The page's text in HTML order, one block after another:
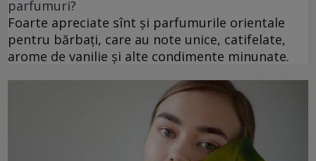
parfumuri?
Foarte apreciate sînt și parfumurile orientale
pentru bărbați, care au note unice, catifelate,
arome de vanilie și alte condimente minunate.